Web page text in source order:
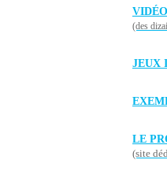
(des
JEUX
LE
(site